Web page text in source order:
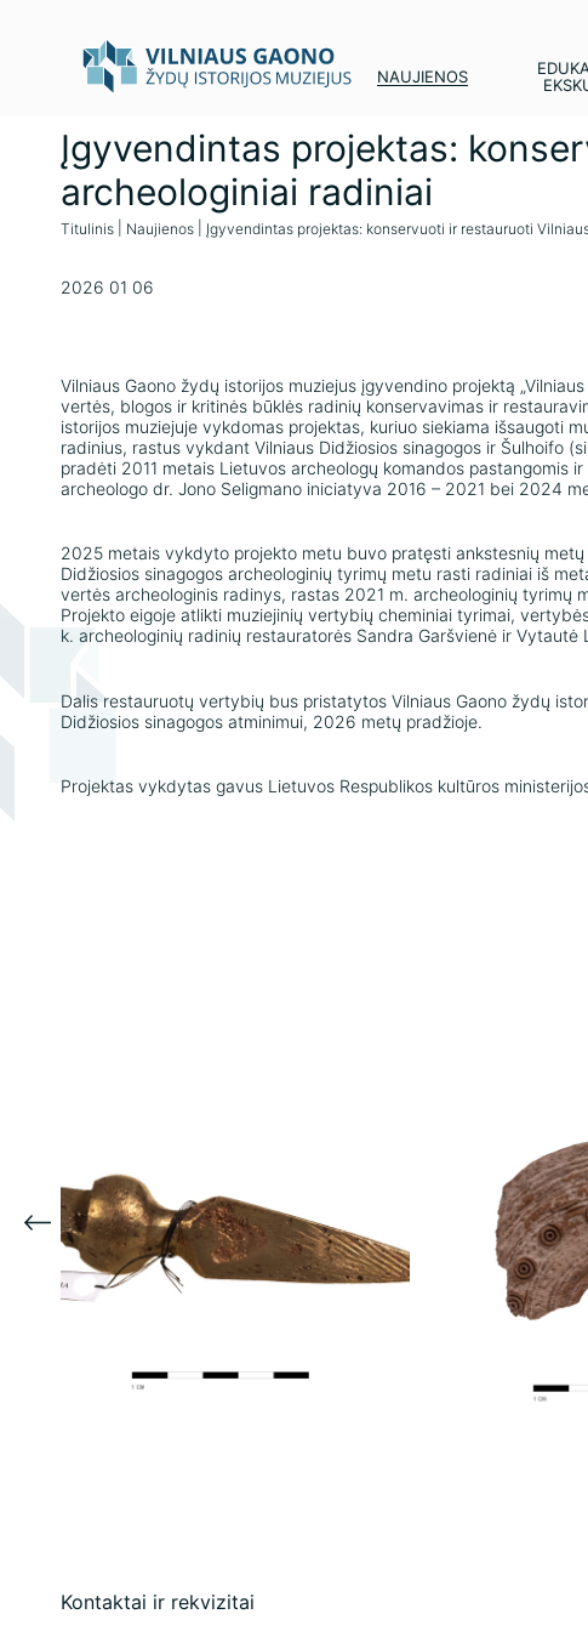
NAUJIENOS
Įgyvendintas projektas:
archeologiniai radiniai
Titulinis Naujienos Įgyvendintas projektas: konservuoti ir restauruoti
2026 01 06
Vilniaus Gaono žydų istorijos muziejus įgyvendino projektą
vertės, blogos ir kritinės būklės radinių konservavimas ir
istorijos muziejuje vykdomas projektas, kuriuo siekiama išsaugoti
radinius, rastus vykdant Vilniaus Didžiosios sinagogos ir Šulhoifo
pradėti 2011 metais Lietuvos archeologų komandos pastangomis
archeologo dr. Jono Seligmano iniciatyva 2016 – 2021 bei 2024
2025 metais vykdyto projekto metu buvo pratęsti ankstesnių
Didžiosios sinagogos archeologinių tyrimų metu rasti radiniai iš
vertės archeologinis radinys, rastas 2021 m. archeologinių tyrimų
Projekto eigoje atlikti muziejinių vertybių cheminiai tyrimai,
k. archeologinių radinių restauratorės Sandra Garšvienė ir Vytautė
Dalis restauruotų vertybių bus pristatytos Vilniaus Gaono žydų
Didžiosios sinagogos atminimui, 2026 metų pradžioje.
Projektas vykdytas gavus Lietuvos Respublikos kultūros
Kontaktai ir rekvizitai